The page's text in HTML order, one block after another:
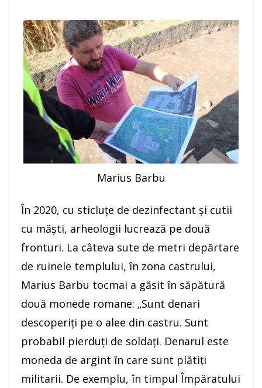
Marius Barbu
În 2020, cu sticluţe de dezinfectant şi cutii
cu măşti, arheologii lucrează pe două
fronturi. La câteva sute de metri depărtare
de ruinele templului, în zona castrului,
Marius Barbu tocmai a găsit în săpătură
două monede romane: „Sunt denari
descoperiţi pe o alee din castru. Sunt
probabil pierduţi de soldaţi. Denarul este
moneda de argint în care sunt plătiţi
militarii. De exemplu, în timpul Împăratului